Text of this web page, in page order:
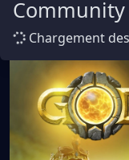
Community
Chargement